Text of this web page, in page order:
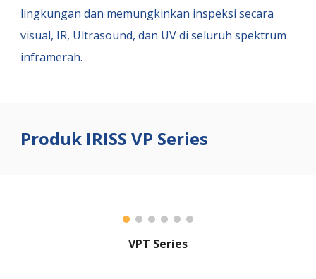
lingkungan dan memungkinkan inspeksi secara
visual, IR, Ultrasound, dan UV di seluruh spektrum
inframerah.
Produk IRISSVP Series
VPT Series